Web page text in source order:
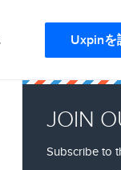
Uxpinを
JOIN
Subscribe to